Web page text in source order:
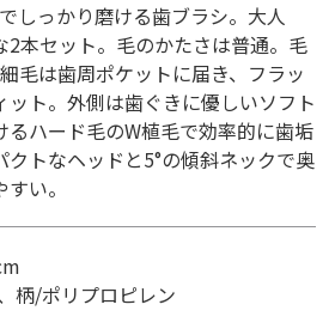
しっかり磨ける歯ブラシ。大人
2本セット。毛のかたさは普通。毛
毛は歯周ポケットに届き、フラッ
ット。外側は歯ぐきに優しいソフト
るハード毛のW植毛で効率的に歯垢
トなヘッドと5°の傾斜ネックで奥
い。
柄/ポリプロピレン